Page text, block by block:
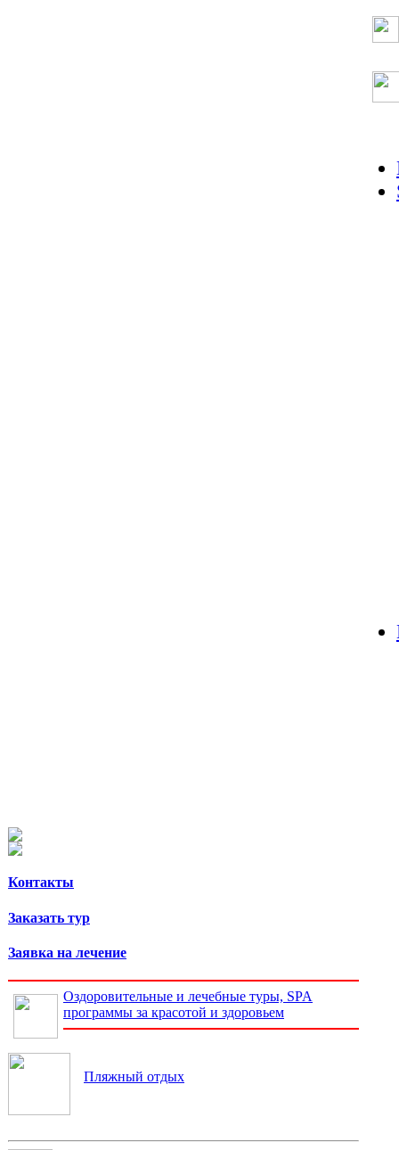
Контакты
Заказать тур
Заявка на лечение
Оздоровительные и лечебные туры, SPA
программы за красотой и здоровьем
Пляжный отдых